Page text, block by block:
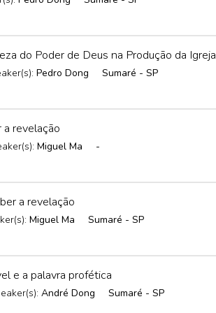
do Poder de Deus na Produção da Igreja
Pedro Dong Sumaré - SP
revelação
Miguel Ma -
a revelação
Miguel Ma Sumaré - SP
e a palavra profética
André Dong Sumaré - SP